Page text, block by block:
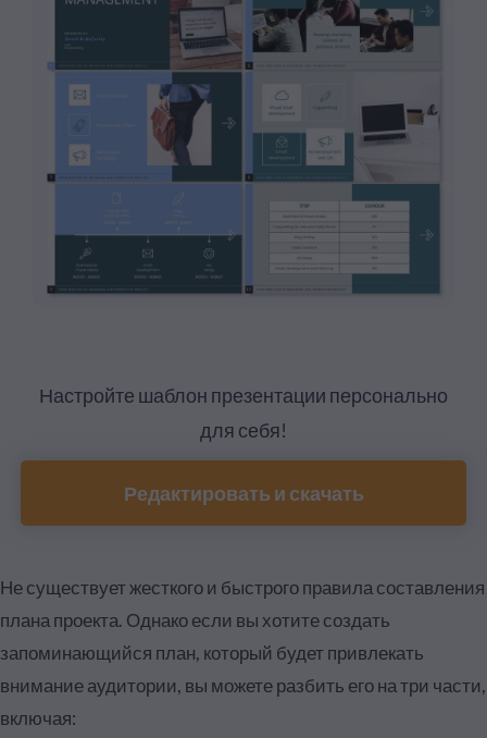
Настройте шаблон презентации персонально
для себя!
Редактировать и скачать
Не существует жесткого и быстрого правила составления
плана проекта. Однако если вы хотите создать
запоминающийся план, который будет привлекать
внимание аудитории, вы можете разбить его на три части,
включая: